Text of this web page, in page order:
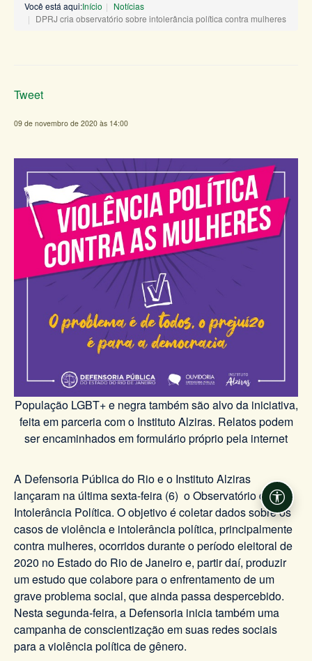
Você está aqui:Início
Notícias
DPRJ cria observatório sobre intolerância política contra mulheres
Tweet
09 de novembro de 2020 às 14:00
População LGBT+ e negra também são alvo da iniciativa,
feita em parceria com o Instituto Alziras. Relatos podem
ser encaminhados em formulário próprio pela internet
A Defensoria Pública do Rio e o Instituto Alziras
lançaram na última sexta-feira (6) o Observatório da
Intolerância Política. O objetivo é coletar dados sobre os
casos de violência e intolerância política, principalmente
contra mulheres, ocorridos durante o período eleitoral de
2020 no Estado do Rio de Janeiro e, partir daí, produzir
um estudo que colabore para o enfrentamento de um
grave problema social, que ainda passa despercebido.
Nesta segunda-feira, a Defensoria inicia também uma
campanha de conscientização em suas redes sociais
para a violência política de gênero.